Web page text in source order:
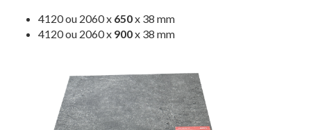
4120 ou 2060 x 650x 38 mm
4120 ou 2060 x 900x 38 mm